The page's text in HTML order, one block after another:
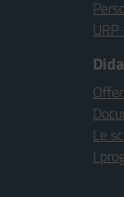
Le
I